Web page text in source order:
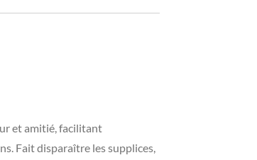
et amitié, facilitant
Fait disparaître les supplices,